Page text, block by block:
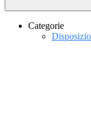
Categorie